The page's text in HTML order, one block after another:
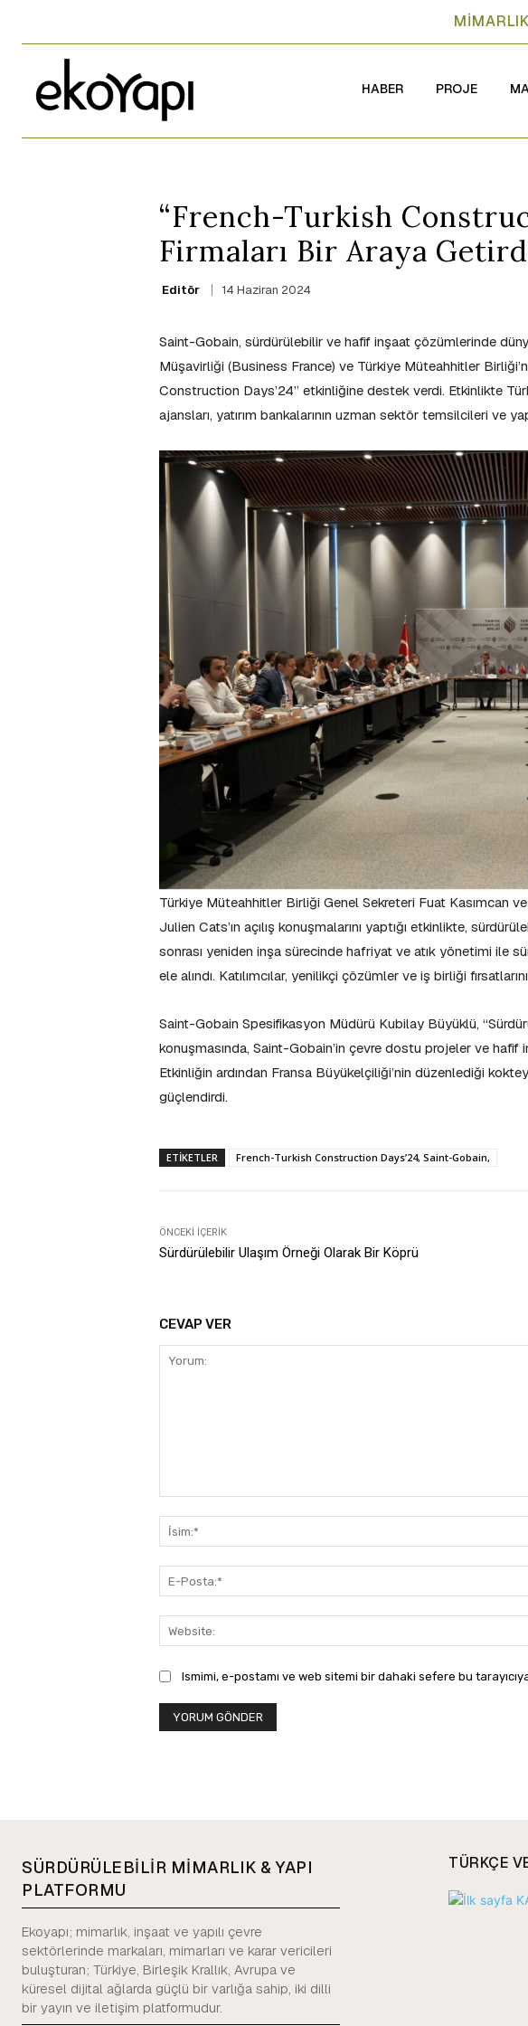
HABER PROJE
“French-Turkish
Firmaları Bir Araya
Editör 14 Haziran 2024
Saint-Gobain, sürdürülebilir ve hafif inşaat çözümlerinde
Müşavirliği (Business France) ve Türkiye Müteahhitler
Construction Days’24” etkinliğine destek verdi. Etkinlikte
ajansları, yatırım bankalarının uzman sektör temsilcileri ve
Türkiye Müteahhitler Birliği Genel Sekreteri Fuat Kasımcan
Julien Cats’ın açılış konuşmalarını yaptığı etkinlikte,
sonrası yeniden inşa sürecinde hafriyat ve atık yönetimi ile
ele alındı. Katılımcılar, yenilikçi çözümler ve iş birliği
Saint-Gobain Spesifikasyon Müdürü Kubilay Büyüklü,
konuşmasında, Saint-Gobain’in çevre dostu projeler ve hafif
Etkinliğin ardından Fransa Büyükelçiliği’nin düzenlediği
güçlendirdi.
ETIKETLER French-Turkish Construction Days’24, Saint-Gobain,
ÖNCEKI İÇERIK
Sürdürülebilir Ulaşım Örneği Olarak Bir Köprü
CEVAP VER
Ismimi, e-postamı ve web sitemi bir dahaki sefere bu
SÜRDÜRÜLEBİLİR MİMARLIK & YAPI
PLATFORMU
Ekoyapı; mimarlık, inşaat ve yapılı çevre
sektörlerinde markaları, mimarları ve karar vericileri
buluşturan; Türkiye, Birleşik Krallık, Avrupa ve
küresel dijital ağlarda güçlü bir varlığa sahip, iki dilli
bir yayın ve iletişim platformudur.
TÜRKÇE